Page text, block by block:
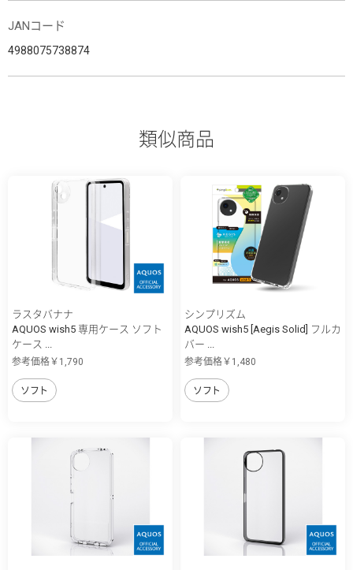
JANコード
4988075738874
類似商品
ラスタバナナ
AQUOS wish5 専用ケース ソフト
ケース ...
参考価格￥1,790
ソフト
シンプリズム
AQUOS wish5 [Aegis Solid] フルカ
バー ...
参考価格￥1,480
ソフト